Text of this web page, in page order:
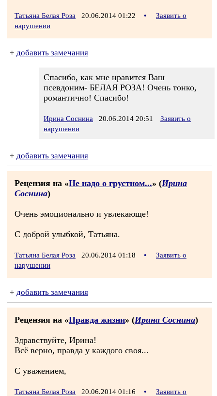
Татьяна Белая Роза 20.06.2014 01:22 •
Заявить о
нарушении
+ добавить замечания
Спасибо, как мне нравится Ваш
псевдоним- БЕЛАЯ РОЗА! Очень тонко,
романтично! Спасибо!
Ирина Соснина 20.06.2014 20:51
Заявить о
нарушении
+ добавить замечания
Рецензия на «Не надо о грустном...» (Ирина
Соснина)
Очень эмоционально и увлекающе!
С доброй улыбкой, Татьяна.
Татьяна Белая Роза 20.06.2014 01:18 •
Заявить о
нарушении
+ добавить замечания
Рецензия на «Правда жизни» (Ирина Соснина)
Здравствуйте, Ирина!
Всё верно, правда у каждого своя...
С уважением,
Татьяна Белая Роза 20.06.2014 01:16 •
Заявить о